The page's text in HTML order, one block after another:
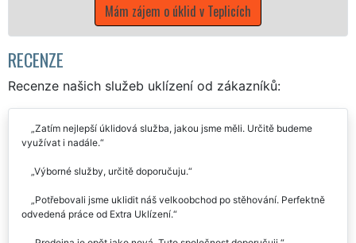
zájem o úklid v Teplicích
RECENZE
Recenze našich služeb uklízení od zákazníků:
Zatím nejlepší úklidová služba, jakou jsme měli. Určitě budeme
využívat i nadále.
Výborné služby, určitě doporučuju.
Potřebovali jsme uklidit náš velkoobchod po stěhování. Perfektně
odvedená práce od Extra Uklízení.